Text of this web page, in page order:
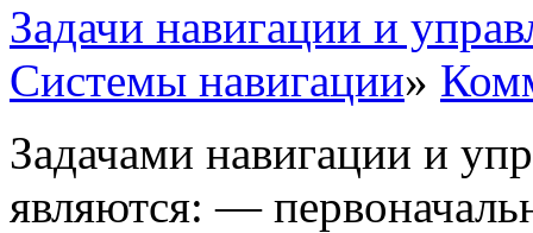
Задачи навигации и
Системы навигации»
Задачами навигации и
являются: —